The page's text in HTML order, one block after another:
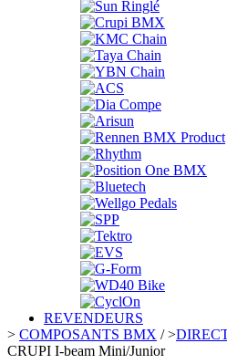
REVENDEURS
> COMPOSANTS BMX />
CRUPI I-beam Mini/Junior